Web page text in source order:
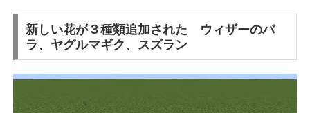
新しい花が３種類追加された ウィザーのバ
ラ、ヤグルマギク、スズラン